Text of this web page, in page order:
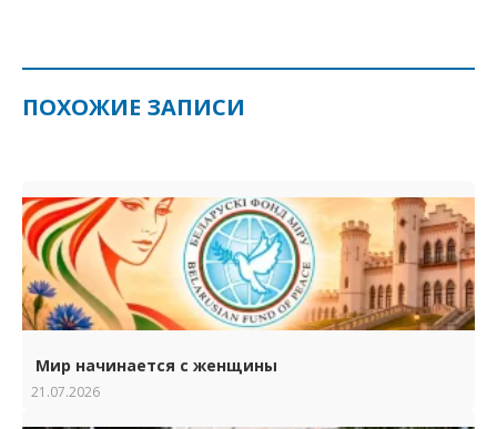
ПОХОЖИЕ ЗАПИСИ
Мир начинается с женщины
21.07.2026